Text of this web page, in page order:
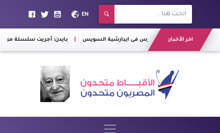
EN
اخر الأخبار:
.... سيامة شماس مكرس فى ايبارشية السويس | بايدن: أجريت سلسلة من